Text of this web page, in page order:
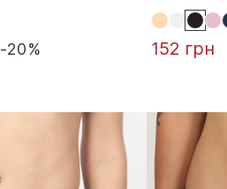
-20% 152 грн